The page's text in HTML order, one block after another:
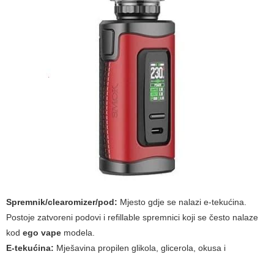
Spremnik/clearomizer/pod: Mjesto gdje se nalazi e-tekućina.
Postoje zatvoreni podovi i refillable spremnici koji se često nalaze
kod ego vape modela.
E-tekućina: Mješavina propilen glikola, glicerola, okusa i